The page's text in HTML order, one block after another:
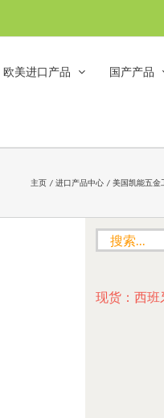
欧美进口产品 国产产品
主页 进口产品中心 美国凯能五金
搜
索：
现货：西班